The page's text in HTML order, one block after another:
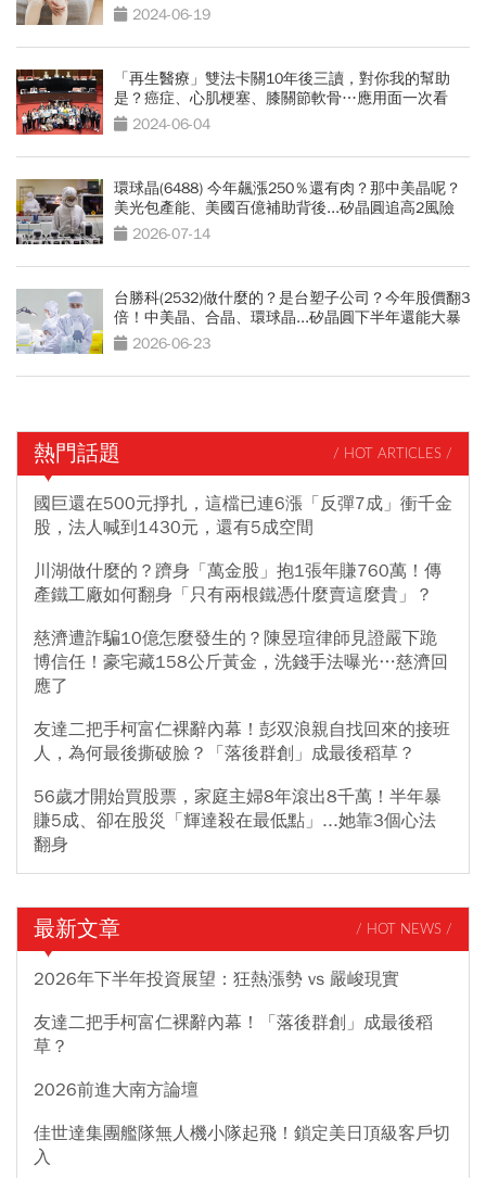
2024-06-19
「再生醫療」雙法卡關10年後三讀，對你我的幫助
是？癌症、心肌梗塞、膝關節軟骨…應用面一次看
2024-06-04
環球晶(6488) 今年飆漲250％還有肉？那中美晶呢？
美光包產能、美國百億補助背後...矽晶圓追高2風險
2026-07-14
台勝科(2532)做什麼的？是台塑子公司？今年股價翻3
倍！中美晶、合晶、環球晶...矽晶圓下半年還能大暴
漲？2026-06-23
熱門話題 / HOT ARTICLES /
國巨還在500元掙扎，這檔已連6漲「反彈7成」衝千金
股，法人喊到1430元，還有5成空間
川湖做什麼的？躋身「萬金股」抱1張年賺760萬！傳
產鐵工廠如何翻身「只有兩根鐵憑什麼賣這麼貴」？
慈濟遭詐騙10億怎麼發生的？陳昱瑄律師見證嚴下跪
博信任！豪宅藏158公斤黃金，洗錢手法曝光…慈濟回
應了
友達二把手柯富仁裸辭內幕！彭双浪親自找回來的接班
人，為何最後撕破臉？「落後群創」成最後稻草？
56歲才開始買股票，家庭主婦8年滾出8千萬！半年暴
賺5成、卻在股災「輝達殺在最低點」...她靠3個心法
翻身
最新文章 / HOT NEWS /
2026年下半年投資展望：狂熱漲勢 vs 嚴峻現實
友達二把手柯富仁裸辭內幕！「落後群創」成最後稻
草？
2026前進大南方論壇
佳世達集團艦隊無人機小隊起飛！鎖定美日頂級客戶切
入